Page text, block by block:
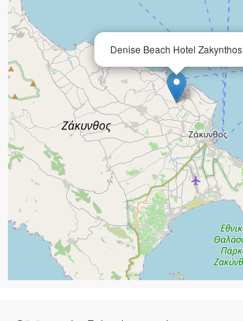
Denise Beach Hotel Zakynthos